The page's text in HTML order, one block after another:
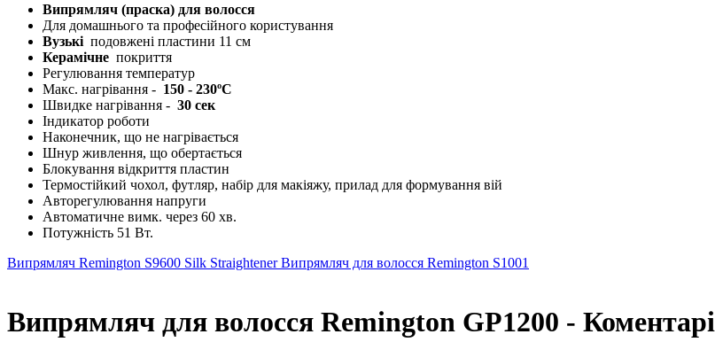
Випрямляч (праска) для волосся
Для домашнього та професійного користування
Вузькі подовжені пластини 11 см
Керамічне покриття
Регулювання температур
Макс. нагрівання - 150 - 230ºС
Швидке нагрівання - 30 сек
Індикатор роботи
Наконечник, що не нагрівається
Шнур живлення, що обертається
Блокування відкриття пластин
Термостійкий чохол, футляр, набір для макіяжу, прилад для формування вій
Авторегулювання напруги
Автоматичне вимк. через 60 хв.
Потужність 51 Вт.
Випрямляч Remington S9600 Silk StraightenerВипрямляч для волосся Remington S1001
Випрямляч для волосся Remington GP1200 - Коментарі